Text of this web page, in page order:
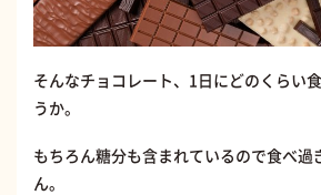
そんなチョコレート、1日にどのくらい
うか。
もちろん糖分も含まれているので食べ過
ん。